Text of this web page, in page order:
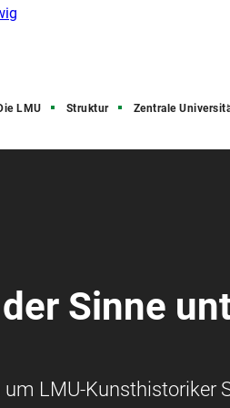
LMU Struktur Zentrale
Sinne
um LMU-Kunsthistoriker